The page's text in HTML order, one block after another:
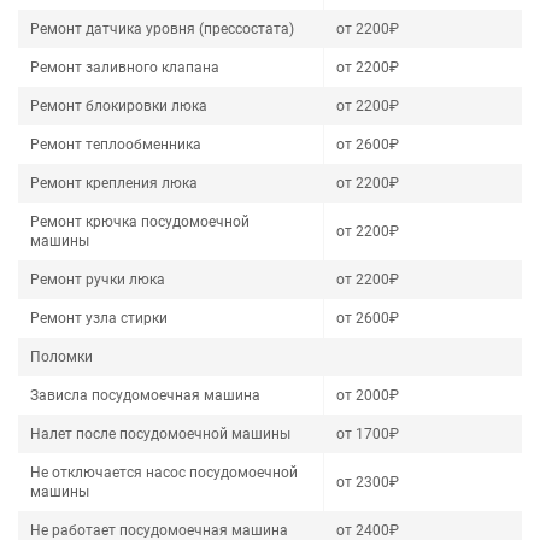
Ремонт датчика уровня (прессостата) от 2200₽
Ремонт заливного клапана от 2200₽
Ремонт блокировки люка от 2200₽
Ремонт теплообменника от 2600₽
Ремонт крепления люка от 2200₽
Ремонт крючка посудомоечной
машины
от 2200₽
Ремонт ручки люка от 2200₽
Ремонт узла стирки от 2600₽
Поломки
Зависла посудомоечная машина от 2000₽
Налет после посудомоечной машины от 1700₽
Не отключается насос посудомоечной
машины
от 2300₽
Не работает посудомоечная машина от 2400₽